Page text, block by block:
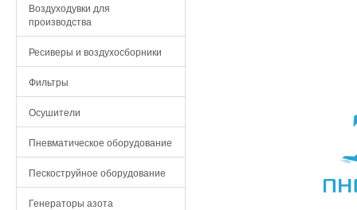
Воздуходувки для
производства
Ресиверы и воздухосборники
Фильтры
Осушители
Пневматическое оборудование
Пескоструйное оборудование
Генераторы азота